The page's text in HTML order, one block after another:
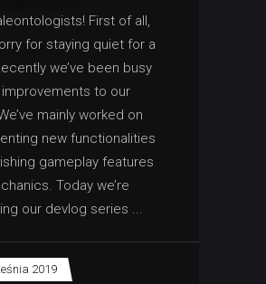
First of all,
for staying quiet for a
we’ve been busy
improvements to our
mainly worked on
new functionalities
gameplay features
Today we’re
our devlog series
2019